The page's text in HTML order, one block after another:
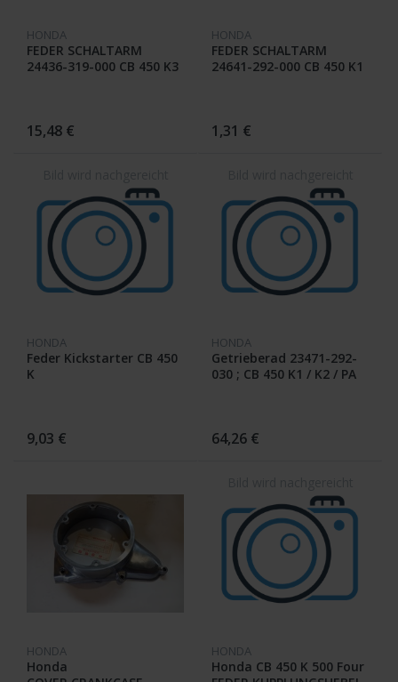
HONDA
FEDER SCHALTARM
24436-319-000 CB 450 K3
15,48 €
HONDA
FEDER SCHALTARM
24641-292-000 CB 450 K1
1,31 €
HONDA
Feder Kickstarter CB 450
K
9,03 €
HONDA
Getrieberad 23471-292-
030 ; CB 450 K1 / K2 / PA
64,26 €
HONDA
Honda
HONDA
Honda CB 450 K 500 Four